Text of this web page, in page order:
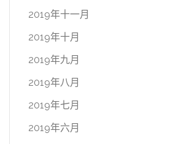
2019年十一月
2019年十月
2019年九月
2019年八月
2019年七月
2019年六月